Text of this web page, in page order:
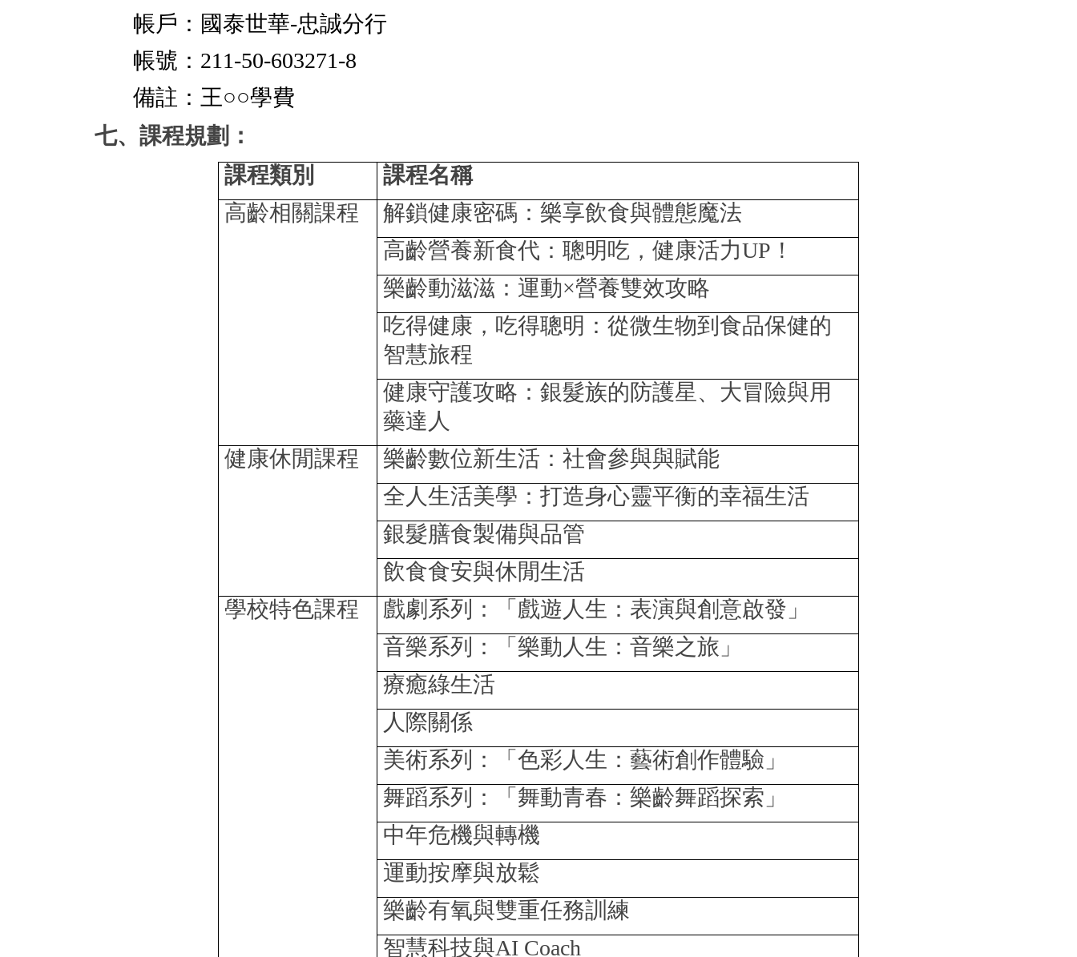
帳戶：國泰世華-忠誠分行
帳號： 211-50-603271-8
備註：王○○學費
七、課程規劃：
課程類別
課程名稱
高齡相關課程
解鎖健康密碼：樂享飲食與體態魔法
高齡營養新食代：聰明吃，健康活力UP ！
樂齡動滋滋：運動×營養雙效攻略
吃得健康，吃得聰明：從微生物到食品保健的
智慧旅程
健康守護攻略：銀髮族的防護星、大冒險與用
藥達人
健康休閒課程
樂齡數位新生活：社會參與與賦能
全人生活美學：打造身心靈平衡的幸福生活
銀髮膳食製備與品管
飲食食安與休閒生活
學校特色課程
戲劇系列：「戲遊人生：表演與創意啟發」
音樂系列：「樂動人生：音樂之旅」
療癒綠生活
人際關係
美術系列：「色彩人生：藝術創作體驗」
舞蹈系列：「舞動青春：樂齡舞蹈探索」
中年危機與轉機
運動按摩與放鬆
樂齡有氧與雙重任務訓練
智慧科技與AI Coach